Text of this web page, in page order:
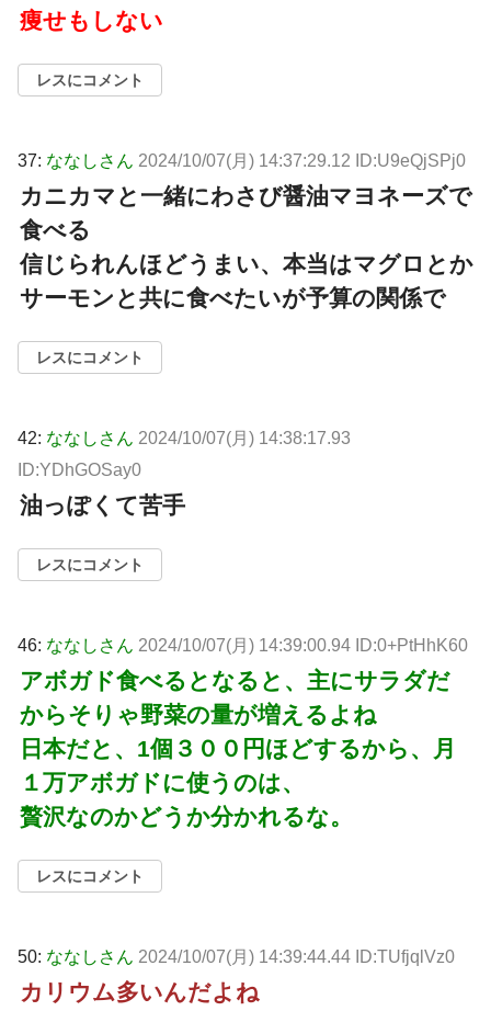
痩せもしない
レスにコメント
37: ななしさん 2024/10/07(月) 14:37:29.12 ID:U9eQjSPj0
カニカマと一緒にわさび醤油マヨネーズで
食べる
信じられんほどうまい、本当はマグロとか
サーモンと共に食べたいが予算の関係で
レスにコメント
42: ななしさん 2024/10/07(月) 14:38:17.93
ID:YDhGOSay0
油っぽくて苦手
レスにコメント
46: ななしさん 2024/10/07(月) 14:39:00.94 ID:0+PtHhK60
アボガド食べるとなると、主にサラダだ
からそりゃ野菜の量が増えるよね
日本だと、1個３００円ほどするから、月
１万アボガドに使うのは、
贅沢なのかどうか分かれるな。
レスにコメント
50: ななしさん 2024/10/07(月) 14:39:44.44 ID:TUfjqlVz0
カリウム多いんだよね